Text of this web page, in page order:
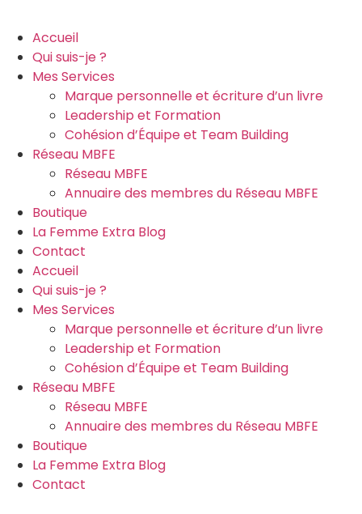
Accueil
Qui suis-je ?
Mes Services
Marque personnelle et écriture d’un livre
Leadership et Formation
Cohésion d’Équipe et Team Building
Réseau MBFE
Réseau MBFE
Annuaire des membres du Réseau MBFE
Boutique
La Femme Extra Blog
Contact
Accueil
Qui suis-je ?
Mes Services
Marque personnelle et écriture d’un livre
Leadership et Formation
Cohésion d’Équipe et Team Building
Réseau MBFE
Réseau MBFE
Annuaire des membres du Réseau MBFE
Boutique
La Femme Extra Blog
Contact